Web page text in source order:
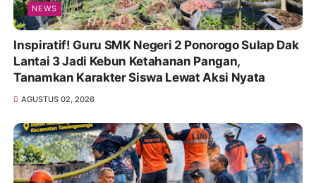
NEWS
Inspiratif! Guru SMK Negeri 2 Ponorogo Sulap Dak
Lantai 3 Jadi Kebun Ketahanan Pangan,
Tanamkan Karakter Siswa Lewat Aksi Nyata
AGUSTUS 02, 2026